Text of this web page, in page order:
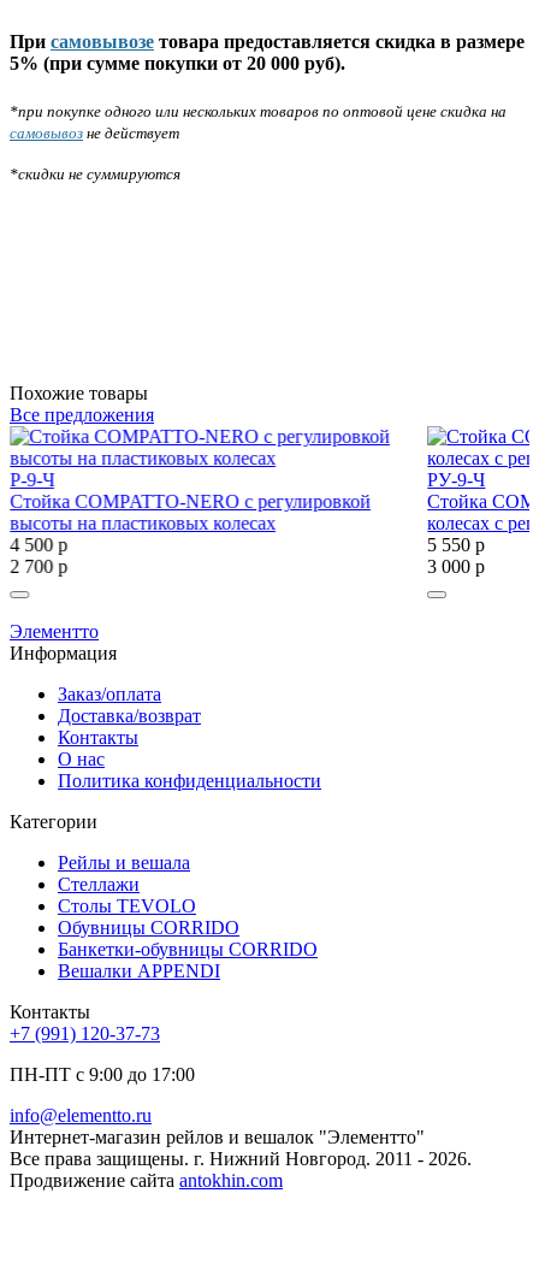
При самовывозе товара предоставляется скидка в размере
5% (при сумме покупки от 20 000 руб).
*при покупке одного или нескольких товаров по оптовой цене скидка на
самовывоз не действует
*скидки не суммируются
Похожие товары
Все предложения
Р-9-Ч
Стойка COMPATTO-NERO с регулировкой
высоты на пластиковых колесах
4 500р
2 700р
РУ-9-Ч
Стойка
колесах с
5 550 р
3 000 р
Элементто
Информация
Заказ/оплата
Доставка/возврат
Контакты
О нас
Политика конфиденциальности
Категории
Рейлы и вешала
Стеллажи
Столы TEVOLO
Обувницы CORRIDO
Банкетки-обувницы CORRIDO
Вешалки APPENDI
Контакты
+7 (991) 120-37-73
ПН-ПТ с 9:00 до 17:00
info@elementto.ru
Интернет-магазин рейлов и вешалок "Элементто"
Все права защищены. г. Нижний Новгород. 2011 - 2026.
Продвижение сайта antokhin.com